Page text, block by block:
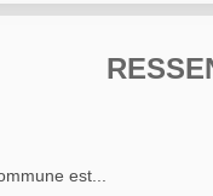
est...